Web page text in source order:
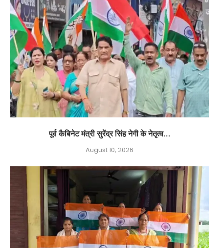
पूर्व कैबिनेट मंत्री सुरेंद्र सिंह नेगी के नेतृत्व...
August 10, 2026